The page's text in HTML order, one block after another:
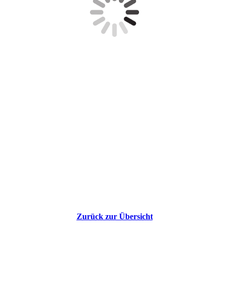
Zurück zur Übersicht